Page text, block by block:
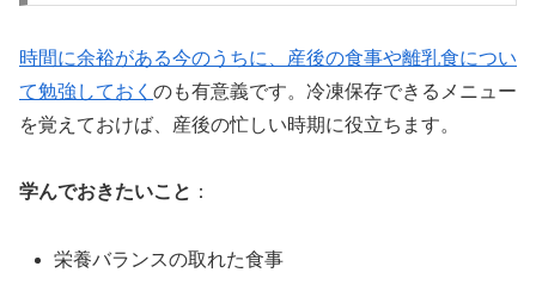
時間に余裕がある今のうちに、産後の食事や離乳食につい
て勉強しておく のも有意義です。冷凍保存できるメニュー
を覚えておけば、産後の忙しい時期に役立ちます。
学んでおきたいこと ：
栄養バランスの取れた食事